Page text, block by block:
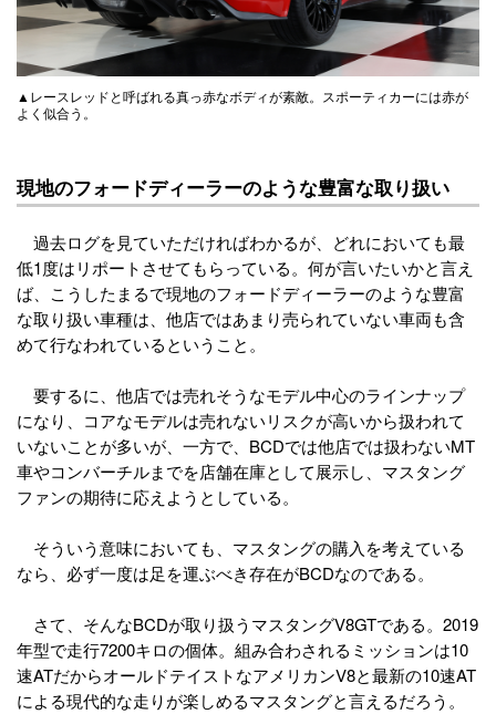
▲レースレッドと呼ばれる真っ赤なボディが素敵。スポーティカーには赤が
よく似合う。
現地のフォードディーラーのような豊富な取り扱い
過去ログを見ていただければわかるが、どれにおいても最
低1度はリポートさせてもらっている。何が言いたいかと言え
ば、こうしたまるで現地のフォードディーラーのような豊富
な取り扱い車種は、他店ではあまり売られていない車両も含
めて行なわれているということ。
要するに、他店では売れそうなモデル中心のラインナップ
になり、コアなモデルは売れないリスクが高いから扱われて
いないことが多いが、一方で、BCDでは他店では扱わないMT
車やコンバーチルまでを店舗在庫として展示し、マスタング
ファンの期待に応えようとしている。
そういう意味においても、マスタングの購入を考えている
なら、必ず一度は足を運ぶべき存在がBCDなのである。
さて、そんなBCDが取り扱うマスタングV8GTである。2019
年型で走行7200キロの個体。組み合わされるミッションは10
速ATだからオールドテイストなアメリカンV8と最新の10速AT
による現代的な走りが楽しめるマスタングと言えるだろう。